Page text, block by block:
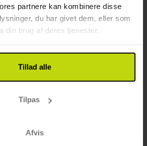
partnere kan kombinere disse
du har givet dem, eller som
din brug af deres tjenester.
Tillad alle
Tilpas
Afvis
Sep 629,-
I alt 1258,-
Okt
Se mere